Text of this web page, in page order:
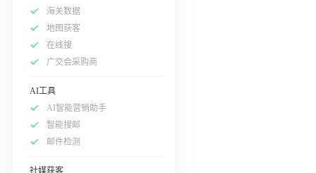
海关数据
地图获客
在线搜
广交会采购商
AI工具
AI智能营销助手
智能搜邮
邮件检测
社媒获客